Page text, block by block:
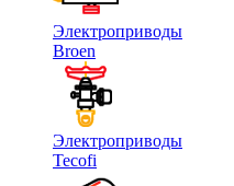
Электроприводы
Broen
Электроприводы
Tecofi